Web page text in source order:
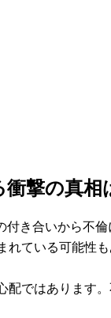
衝撃の真
き合いから不倫
ている可能性
ではありま